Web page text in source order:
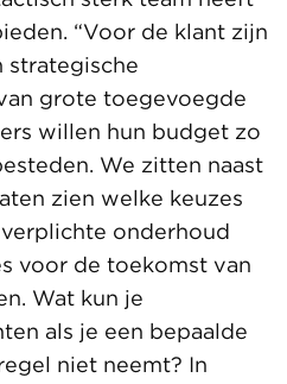
“Voor de klant zijn
strategische
grote toegevoegde
willen hun budget zo
We zitten naast
zien welke keuzes
onderhoud
voor de toekomst van
Wat kun je
als je een bepaalde
niet neemt? In